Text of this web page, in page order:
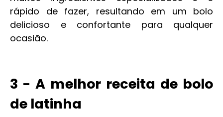
rápido de fazer, resultando em um bolo
delicioso e confortante para qualquer
ocasião.
3 - A melhor receita de bolo
de latinha